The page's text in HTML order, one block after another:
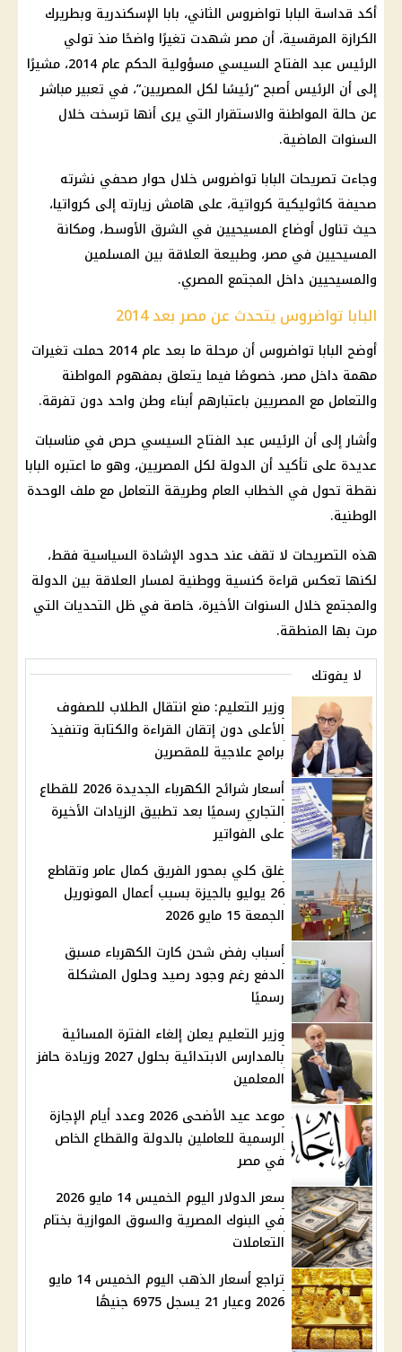
أكد قداسة البابا تواضروس الثاني، بابا الإسكندرية وبطريرك
الكرازة المرقسية، أن مصر شهدت تغيرًا واضحًا منذ تولي
الرئيس عبد الفتاح السيسي
مسؤولية الحكم عام 2014، مشيرًا
إلى أن الرئيس أصبح “رئيسًا لكل المصريين”، في تعبير مباشر
عن حالة المواطنة والاستقرار التي يرى أنها ترسخت خلال
السنوات الماضية.
وجاءت تصريحات البابا تواضروس خلال حوار صحفي نشرته
صحيفة كاثوليكية كرواتية، على هامش زيارته إلى كرواتيا،
حيث تناول أوضاع المسيحيين في الشرق الأوسط، ومكانة
المسيحيين في مصر، وطبيعة العلاقة بين المسلمين
والمسيحيين داخل المجتمع المصري.
البابا تواضروس يتحدث عن مصر بعد 2014
أوضح البابا تواضروس
أن مرحلة ما بعد عام 2014 حملت تغيرات
مهمة داخل مصر، خصوصًا فيما يتعلق بمفهوم المواطنة
والتعامل مع المصريين باعتبارهم أبناء وطن واحد دون تفرقة.
وأشار إلى أن الرئيس عبد الفتاح السيسي حرص في مناسبات
عديدة على تأكيد أن الدولة لكل المصريين، وهو ما اعتبره البابا
نقطة تحول في الخطاب العام وطريقة التعامل مع ملف الوحدة
الوطنية.
هذه التصريحات لا تقف عند حدود الإشادة السياسية فقط،
لكنها تعكس قراءة كنسية ووطنية لمسار العلاقة بين الدولة
والمجتمع خلال السنوات الأخيرة، خاصة في ظل التحديات التي
مرت بها المنطقة.
لا يفوتك
وزير التعليم: منع انتقال الطلاب للصفوف
الأعلى دون إتقان القراءة والكتابة وتنفيذ
برامج علاجية للمقصرين
أسعار شرائح الكهرباء الجديدة 2026 للقطاع
التجاري رسميًا بعد تطبيق الزيادات الأخيرة
على الفواتير
غلق كلي بمحور الفريق كمال عامر وتقاطع
26 يوليو بالجيزة بسبب أعمال المونوريل
الجمعة 15 مايو 2026
أسباب رفض شحن كارت الكهرباء مسبق
الدفع رغم وجود رصيد وحلول المشكلة
رسميًا
وزير التعليم يعلن إلغاء الفترة المسائية
بالمدارس الابتدائية بحلول 2027 وزيادة حافز
المعلمين
موعد عيد الأضحى 2026 وعدد أيام الإجازة
الرسمية للعاملين بالدولة والقطاع الخاص
في مصر
سعر الدولار اليوم الخميس 14 مايو 2026
في البنوك المصرية والسوق الموازية بختام
التعاملات
تراجع أسعار الذهب اليوم الخميس 14 مايو
2026 وعيار 21 يسجل 6975 جنيهًا